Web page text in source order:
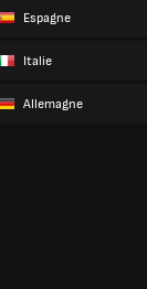
Espagne
Italie
Allemagne